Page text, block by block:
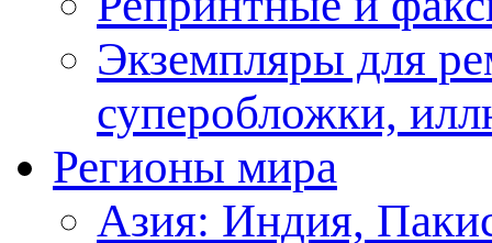
Экземпляры для
суперобложки,
Регионы мира
Азия: Индия,